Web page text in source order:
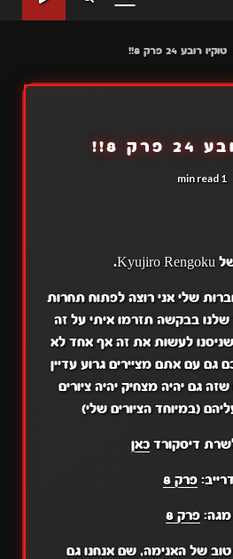
PRIMARY
טוקיו רובע 24 פרק 8!!
8!!
1 min read
שלי אני רוצה לפתוח תחרות
שלנו בבקשה תזרמו איתי על זה
לעשות את זה אף אחד לא
גם עם אתם מציירים גרוע עדיין
גם יהיה מצחיק יהיה ציורים
(במיוחד הציורים שלי)
דיסקורדכאן
דרייב:פרק 8
מגה: פרק 8
של האנימה, שם אנחנו גם